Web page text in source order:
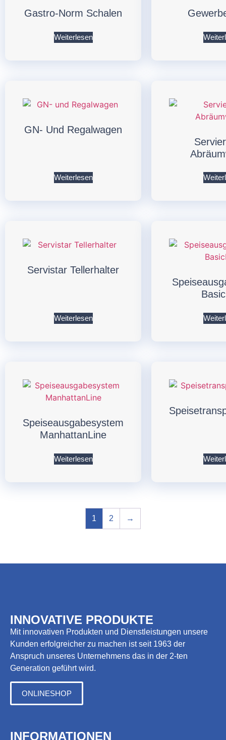
Gastro-Norm Schalen
Weiterlesen
GN- Und Regalwagen
Weiterlesen
Servistar Tellerhalter
Weiterlesen
Speiseausgabesystem
ManhattanLine
Weiterlesen
1 2 →
INNOVATIVE PRODUKTE
Mit innovativen Produkten und Dienstleistungen unsere
Kunden erfolgreicher zu machen ist seit 1963 der
Anspruch unseres Unternehmens das in der 2-ten
Generation geführt wird.
ONLINESHOP
INFORMATIONEN